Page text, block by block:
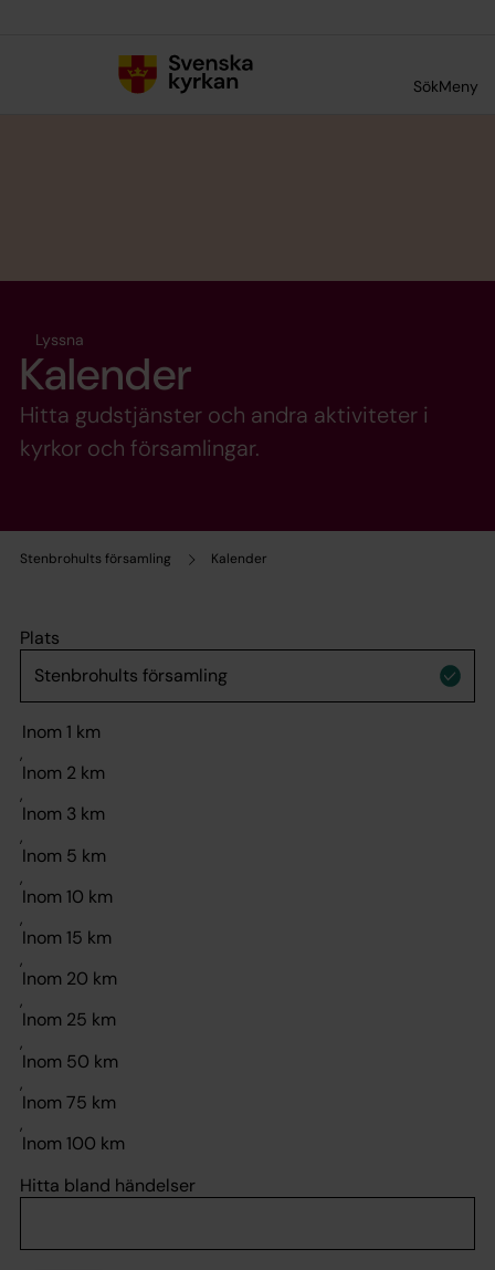
SökMeny
Stenbrohults församling Kalender
Lyssna
Kalender
Hitta gudstjänster och andra aktiviteter i
kyrkor och församlingar.
Plats
,
,
,
,
,
,
,
,
,
,
Hitta bland händelser